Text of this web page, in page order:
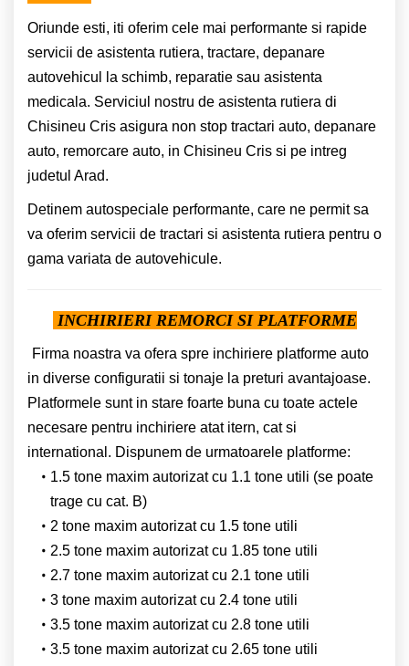
Oriunde esti, iti oferim cele mai performante si rapide
servicii de asistenta rutiera, tractare, depanare
autovehicul la schimb, reparatie sau asistenta
medicala. Serviciul nostru de asistenta rutiera di
Chisineu Cris asigura non stop tractari auto, depanare
auto, remorcare auto, in Chisineu Cris si pe intreg
judetul Arad.
Detinem autospeciale performante, care ne permit sa
va oferim servicii de tractari si asistenta rutiera pentru o
gama variata de autovehicule.
INCHIRIERI REMORCI SI PLATFORME
Firma noastra va ofera spre inchiriere platforme auto
in diverse configuratii si tonaje la preturi avantajoase.
Platformele sunt in stare foarte buna cu toate actele
necesare pentru inchiriere atat itern, cat si
international. Dispunem de urmatoarele platforme:
1.5 tone maxim autorizat cu 1.1 tone utili (se poate
trage cu cat. B)
2 tone maxim autorizat cu 1.5 tone utili
2.5 tone maxim autorizat cu 1.85 tone utili
2.7 tone maxim autorizat cu 2.1 tone utili
3 tone maxim autorizat cu 2.4 tone utili
3.5 tone maxim autorizat cu 2.8 tone utili
3.5 tone maxim autorizat cu 2.65 tone utili